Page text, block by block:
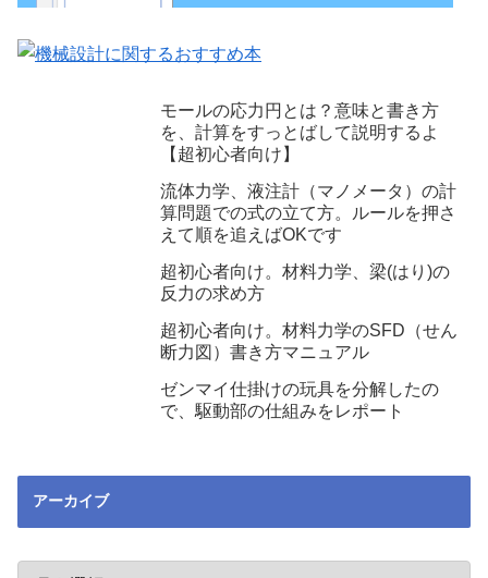
モールの応力円とは？意味と書き方
を、計算をすっとばして説明するよ
【超初心者向け】
流体力学、液注計（マノメータ）の計
算問題での式の立て方。ルールを押さ
えて順を追えばOKです
超初心者向け。材料力学、梁(はり)の
反力の求め方
超初心者向け。材料力学のSFD（せん
断力図）書き方マニュアル
ゼンマイ仕掛けの玩具を分解したの
で、駆動部の仕組みをレポート
アーカイブ